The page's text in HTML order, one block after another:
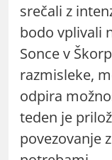
srečali z
bodo vplivali
Sonce v
razmisleke,
odpira
teden je
povezovanje